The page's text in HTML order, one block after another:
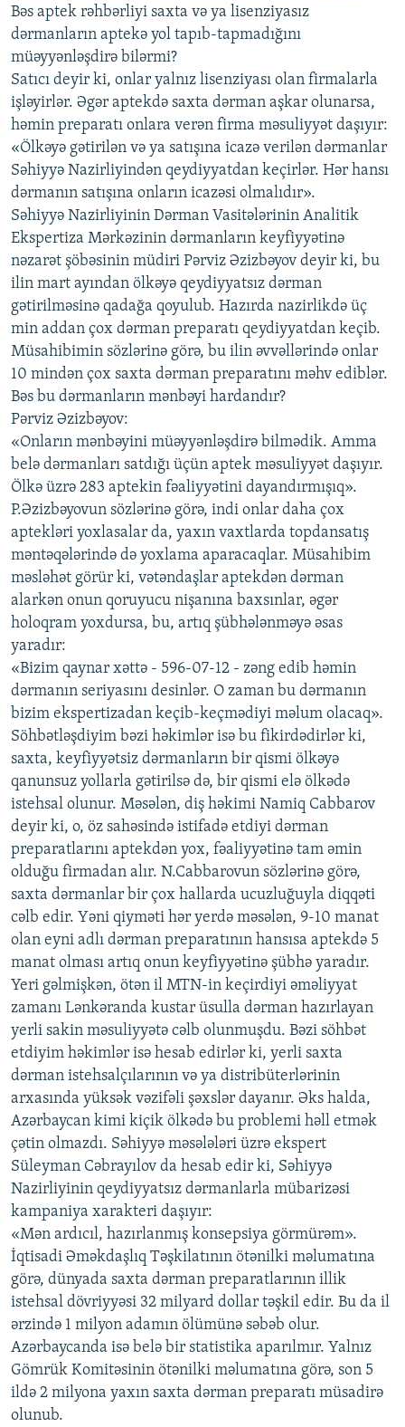
Bəs aptek rəhbərliyi saxta və ya lisenziyasız
dərmanların aptekə yol tapıb-tapmadığını
müəyyənləşdirə bilərmi?
Satıcı deyir ki, onlar yalnız lisenziyası olan firmalarla
işləyirlər. Əgər aptekdə saxta dərman aşkar olunarsa,
həmin preparatı onlara verən firma məsuliyyət daşıyır:
«Ölkəyə gətirilən və ya satışına icazə verilən dərmanlar
Səhiyyə Nazirliyindən qeydiyyatdan keçirlər. Hər hansı
dərmanın satışına onların icazəsi olmalıdır».
Səhiyyə Nazirliyinin Dərman Vasitələrinin Analitik
Ekspertiza Mərkəzinin dərmanların keyfiyyətinə
nəzarət şöbəsinin müdiri Pərviz Əzizbəyov deyir ki, bu
ilin mart ayından ölkəyə qeydiyyatsız dərman
gətirilməsinə qadağa qoyulub. Hazırda nazirlikdə üç
min addan çox dərman preparatı qeydiyyatdan keçib.
Müsahibimin sözlərinə görə, bu ilin əvvəllərində onlar
10 mindən çox saxta dərman preparatını məhv ediblər.
Bəs bu dərmanların mənbəyi hardandır?
Pərviz Əzizbəyov:
«Onların mənbəyini müəyyənləşdirə bilmədik. Amma
belə dərmanları satdığı üçün aptek məsuliyyət daşıyır.
Ölkə üzrə 283 aptekin fəaliyyətini dayandırmışıq».
P.Əzizbəyovun sözlərinə görə, indi onlar daha çox
aptekləri yoxlasalar da, yaxın vaxtlarda topdansatış
məntəqələrində də yoxlama aparacaqlar. Müsahibim
məsləhət görür ki, vətəndaşlar aptekdən dərman
alarkən onun qoruyucu nişanına baxsınlar, əgər
holoqram yoxdursa, bu, artıq şübhələnməyə əsas
yaradır:
«Bizim qaynar xəttə - 596-07-12 - zəng edib həmin
dərmanın seriyasını desinlər. O zaman bu dərmanın
bizim ekspertizadan keçib-keçmədiyi məlum olacaq».
Söhbətləşdiyim bəzi həkimlər isə bu fikirdədirlər ki,
saxta, keyfiyyətsiz dərmanların bir qismi ölkəyə
qanunsuz yollarla gətirilsə də, bir qismi elə ölkədə
istehsal olunur. Məsələn, diş həkimi Namiq Cabbarov
deyir ki, o, öz sahəsində istifadə etdiyi dərman
preparatlarını aptekdən yox, fəaliyyətinə tam əmin
olduğu firmadan alır. N.Cabbarovun sözlərinə görə,
saxta dərmanlar bir çox hallarda ucuzluğuyla diqqəti
cəlb edir. Yəni qiyməti hər yerdə məsələn, 9-10 manat
olan eyni adlı dərman preparatının hansısa aptekdə 5
manat olması artıq onun keyfiyyətinə şübhə yaradır.
Yeri gəlmişkən, ötən il MTN-in keçirdiyi əməliyyat
zamanı Lənkəranda kustar üsulla dərman hazırlayan
yerli sakin məsuliyyətə cəlb olunmuşdu. Bəzi söhbət
etdiyim həkimlər isə hesab edirlər ki, yerli saxta
dərman istehsalçılarının və ya distribüterlərinin
arxasında yüksək vəzifəli şəxslər dayanır. Əks halda,
Azərbaycan kimi kiçik ölkədə bu problemi həll etmək
çətin olmazdı. Səhiyyə məsələləri üzrə ekspert
Süleyman Cəbrayılov da hesab edir ki, Səhiyyə
Nazirliyinin qeydiyyatsız dərmanlarla mübarizəsi
kampaniya xarakteri daşıyır:
«Mən ardıcıl, hazırlanmış konsepsiya görmürəm».
İqtisadi Əməkdaşlıq Təşkilatının ötənilki məlumatına
görə, dünyada saxta dərman preparatlarının illik
istehsal dövriyyəsi 32 milyard dollar təşkil edir. Bu da il
ərzində 1 milyon adamın ölümünə səbəb olur.
Azərbaycanda isə belə bir statistika aparılmır. Yalnız
Gömrük Komitəsinin ötənilki məlumatına görə, son 5
ildə 2 milyona yaxın saxta dərman preparatı müsadirə
olunub.